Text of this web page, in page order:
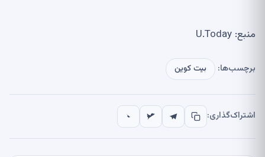
منبع: U.Today
برچسب‌ها: بیت کوین
اشتراک‌گذاری: